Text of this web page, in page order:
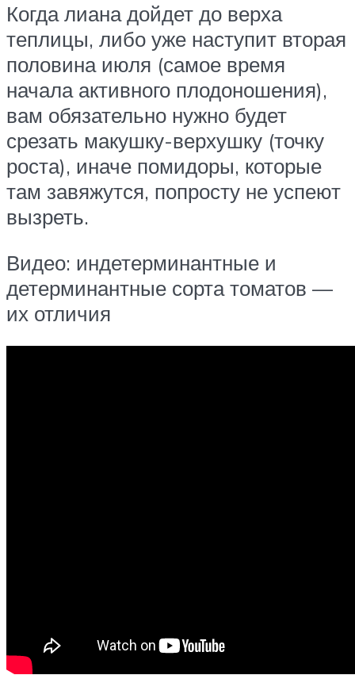
Когда лиана дойдет до верха
теплицы, либо уже наступит вторая
половина июля (самое время
начала активного плодоношения),
вам обязательно нужно будет
срезать макушку-верхушку (точку
роста), иначе помидоры, которые
там завяжутся, попросту не успеют
вызреть.
Видео: индетерминантные и
детерминантные сорта томатов —
их отличия